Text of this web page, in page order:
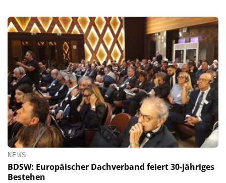
NEWS
BDSW: Europäischer Dachverband feiert 30-jähriges
Bestehen